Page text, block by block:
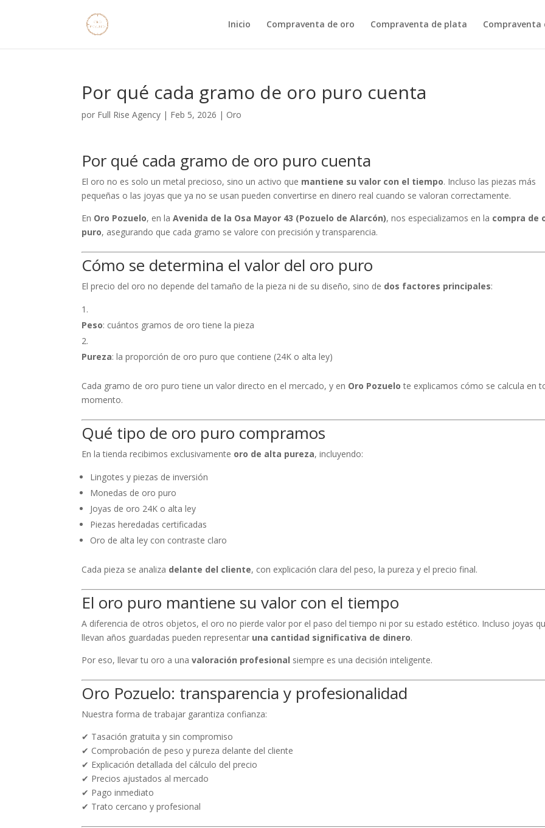
Inicio Compraventa de oro Compraventa de plata Compraventa
Por qué cada gramo de oro puro cuenta
por Full Rise Agency | Feb 5, 2026 | Oro
Por qué cada gramo de oro puro cuenta
El oro no es solo un metal precioso, sino un activo que mantiene su valor con el tiempo. Incluso las piezas más
pequeñas o las joyas que ya no se usan pueden convertirse en dinero real cuando se valoran correctamente.
En Oro Pozuelo, en laAvenida de la Osa Mayor 43 (Pozuelo de Alarcón), nos especializamos en la compra de
puro, asegurando que cada gramo se valore con precisión y transparencia.
Cómo se determina el valor del oro puro
El precio del oro no depende del tamaño de la pieza ni de su diseño, sino de dos factores principales:
Peso: cuántos gramos de oro tiene la pieza
Pureza: la proporción de oro puro que contiene (24K o alta ley)
Cada gramo de oro puro tiene un valor directo en el mercado, y en Oro Pozuelo te explicamos cómo se calcula en
momento.
Qué tipo de oro puro compramos
En la tienda recibimos exclusivamente oro de alta pureza, incluyendo:
Lingotes y piezas de inversión
Monedas de oro puro
Joyas de oro 24K o alta ley
Piezas heredadas certificadas
Oro de alta ley con contraste claro
Cada pieza se analiza delante del cliente, con explicación clara del peso, la pureza y el precio final.
El oro puro mantiene su valor con el tiempo
A diferencia de otros objetos, el oro no pierde valor por el paso del tiempo ni por su estado estético. Incluso joyas
llevan años guardadas pueden representar una cantidad significativa de dinero.
Por eso, llevar tu oro a unavaloración profesional siempre es una decisión inteligente.
Oro Pozuelo: transparencia y profesionalidad
Nuestra forma de trabajar garantiza confianza:
✔ Tasación gratuita y sin compromiso
✔ Comprobación de peso y pureza delante del cliente
✔ Explicación detallada del cálculo del precio
✔ Precios ajustados al mercado
✔ Pago inmediato
✔ Trato cercano y profesional